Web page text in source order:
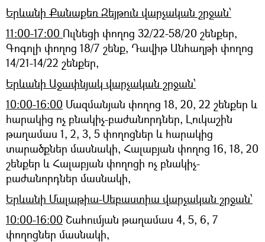
Երևանի Քանաքեռ Զեյթուն վարչական շրջան՝
11:00-17:00 Ուլնեցի փողոց 32/22-58/20 շենքեր,
Գոգոլի փողոց 18/7 շենք, Դավիթ Անհաղթի փողոց
14/21-14/22 շենքեր,
Երևանի Աջափնյակ վարչական շրջան՝
10:00-16:00 Մազմանյան փողոց 18, 20, 22 շենքեր և
հարակից ոչ բնակիչ-բաժանորդներ, Լուկաշին
թաղամաս 1, 2, 3, 5 փողոցներ և հարակից
տարածքներ մասնակի, Հալաբյան փողոց 16, 18, 20
շենքեր և Հալաբյան փողոցի ոչ բնակիչ-
բաժանորդներ մասնակի,
Երևանի Մալաթիա-Սեբաստիա վարչական շրջան՝
10:00-16:00 Շահումյան թաղամաս 4, 5, 6, 7
փողոցներ մասնակի,